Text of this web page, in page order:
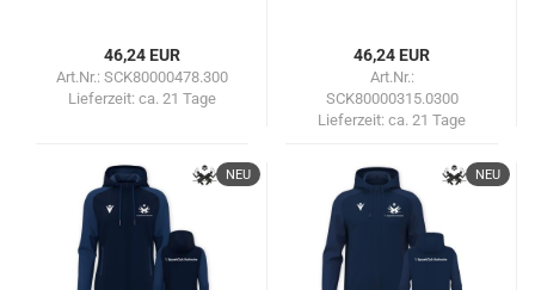
46,24 EUR
Art.Nr.: SCK80000478.300
Lieferzeit: ca. 21 Tage
46,24 EUR
Art.Nr.:
SCK80000315.0300
Lieferzeit: ca. 21 Tage
NEU NEU